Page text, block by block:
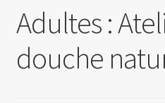
Adultes :
douche